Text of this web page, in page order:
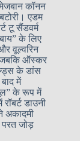
कॉनन
एडम
टू सैंडवर्म
के लिए
वूल्वरिन
जबकि ऑस्कर
के डांस
में
के रूप में
डाउनी
अकादमी
परत जोड़